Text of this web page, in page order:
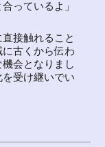
っているよ」
接触れること
古くから伝わ
会となりまし
受け継いでい